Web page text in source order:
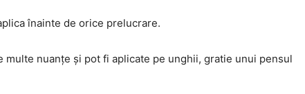
înainte de orice prelucrare.
nuanțe și pot fi aplicate pe unghii, gratie unui pensul